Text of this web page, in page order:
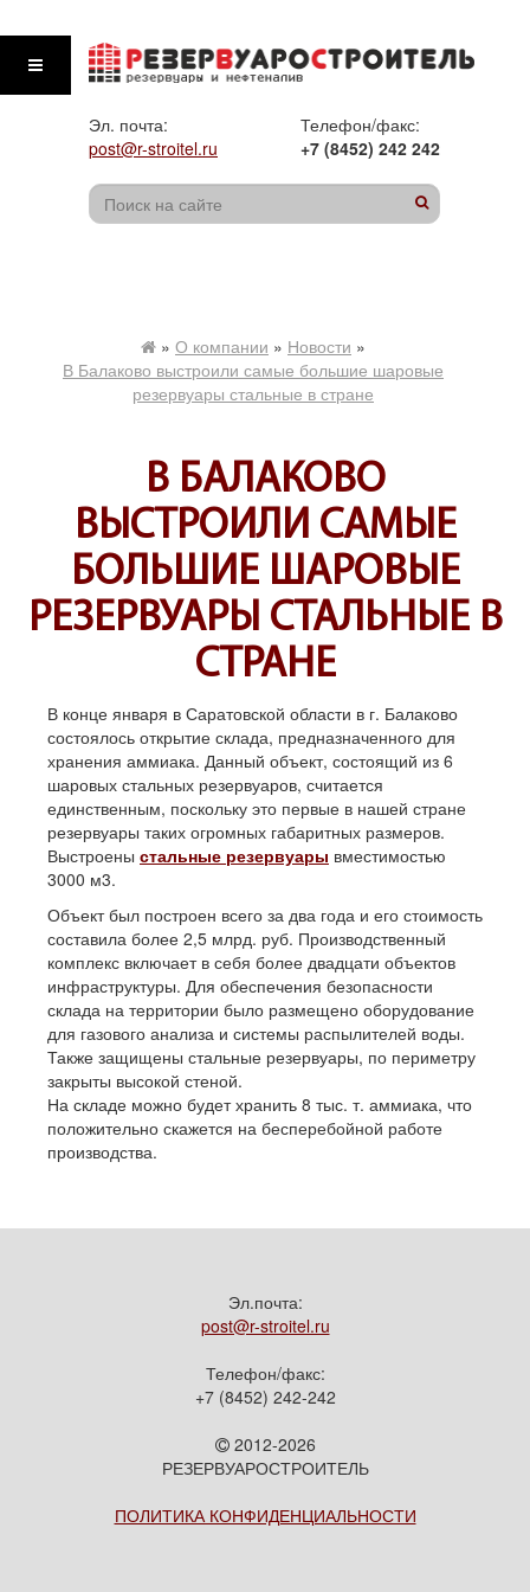
Эл. почта:
post@r-stroitel.ru
Телефон/факс:
+7 (8452) 242 242
» О компании » Новости »
В Балаково выстроили самые большие шаровые
резервуары стальные в стране
В БАЛАКОВО
ВЫСТРОИЛИ САМЫЕ
БОЛЬШИЕ ШАРОВЫЕ
РЕЗЕРВУАРЫ СТАЛЬНЫЕ В
СТРАНЕ
В конце января в Саратовской области в г. Балаково
состоялось открытие склада, предназначенного для
хранения аммиака. Данный объект, состоящий из 6
шаровых стальных резервуаров, считается
единственным, поскольку это первые в нашей стране
резервуары таких огромных габаритных размеров.
Выстроены стальные резервуары вместимостью
3000 м3.
Объект был построен всего за два года и его стоимость
составила более 2,5 млрд. руб. Производственный
комплекс включает в себя более двадцати объектов
инфраструктуры. Для обеспечения безопасности
склада на территории было размещено оборудование
для газового анализа и системы распылителей воды.
Также защищены стальные резервуары, по периметру
закрыты высокой стеной.
На складе можно будет хранить 8 тыс. т. аммиака, что
положительно скажется на бесперебойной работе
производства.
Эл.почта:
post@r-stroitel.ru
Телефон/факс:
+7 (8452) 242-242
2012-2026
РЕЗЕРВУАРОСТРОИТЕЛЬ
ПОЛИТИКА КОНФИДЕНЦИАЛЬНОСТИ